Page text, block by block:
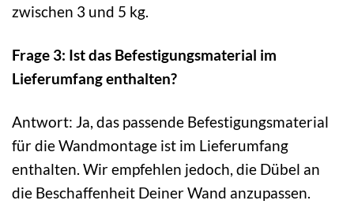
zwischen 3 und 5 kg.
Frage 3: Ist das Befestigungsmaterial im
Lieferumfang enthalten?
Antwort: Ja, das passende Befestigungsmaterial
für die Wandmontage ist im Lieferumfang
enthalten. Wir empfehlen jedoch, die Dübel an
die Beschaffenheit Deiner Wand anzupassen.